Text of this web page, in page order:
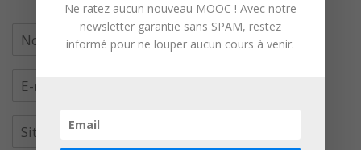
Ne ratez aucun nouveau MOOC ! Avec notre
newsletter garantie sans SPAM, restez
informé pour ne louper aucun cours à venir.